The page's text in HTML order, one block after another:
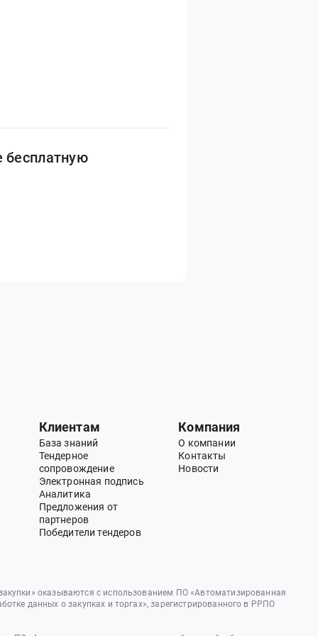
бесплатную
Клиентам
База знаний
Тендерное
сопровождение
Электронная подпись
Аналитика
Предложения от
партнеров
Победители тендеров
Компания
О компании
Контакты
Новости
оказываются с использованием ПО «Автоматизированная
данных о закупках и торгах», зарегистрированного в РРПО